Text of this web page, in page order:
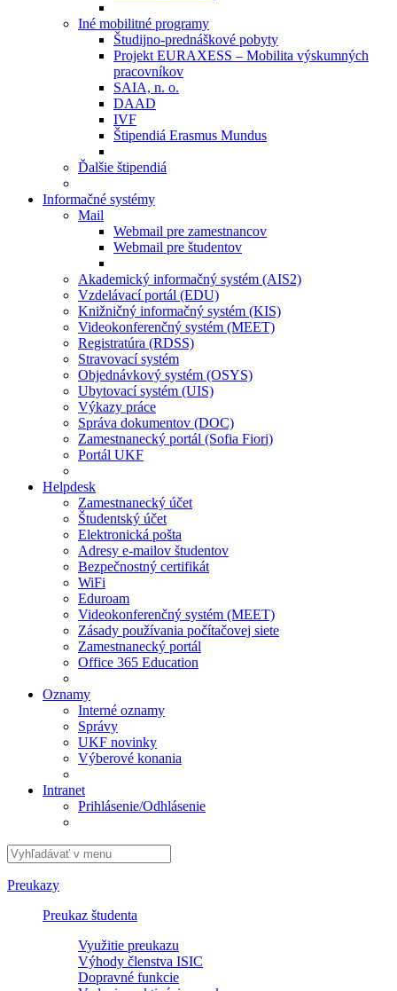
Iné mobilitné programy
Študijno-prednáškové pobyty
Projekt EURAXESS – Mobilita výskumných
pracovníkov
SAIA, n. o.
DAAD
IVF
Štipendiá Erasmus Mundus
Ďalšie štipendiá
Informačné systémy
Mail
Webmail pre zamestnancov
Webmail pre študentov
Akademický informačný systém (AIS2)
Vzdelávací portál (EDU)
Knižničný informačný systém (KIS)
Videokonferenčný systém (MEET)
Registratúra (RDSS)
Stravovací systém
Objednávkový systém (OSYS)
Ubytovací systém (UIS)
Výkazy práce
Správa dokumentov (DOC)
Zamestnanecký portál (Sofia Fiori)
Portál UKF
Helpdesk
Zamestnanecký účet
Študentský účet
Elektronická pošta
Adresy e-mailov študentov
Bezpečnostný certifikát
WiFi
Eduroam
Videokonferenčný systém (MEET)
Zásady používania počítačovej siete
Zamestnanecký portál
Office 365 Education
Oznamy
Interné oznamy
Správy
UKF novinky
Výberové konania
Intranet
Prihlásenie/Odhlásenie
Preukazy
Preukaz študenta
Využitie preukazu
Výhody členstva ISIC
Dopravné funkcie